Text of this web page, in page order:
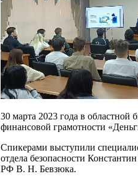
30 марта 2023 года в
финансовой грамотности
Спикерами выступили
отдела безопасности
РФ В. Н. Бевзюка.